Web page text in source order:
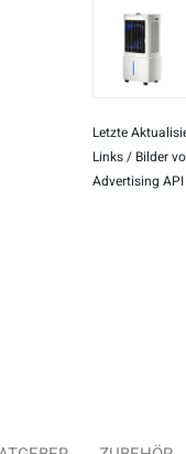
Letzte
Links / Bilder
Advertising API